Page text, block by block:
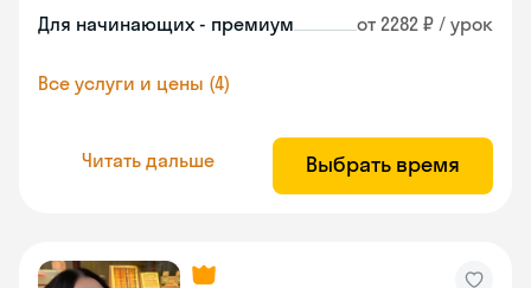
Для начинающих - премиум от 2282 ₽ / урок
Все услуги и цены (4)
Читать дальше Выбрать время